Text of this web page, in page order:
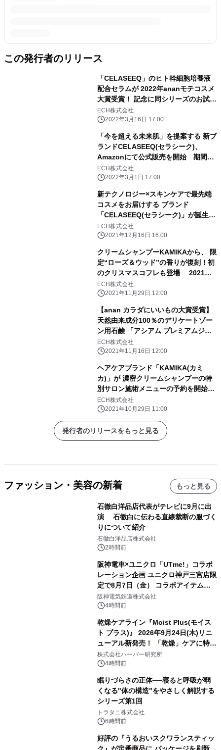
この発行者のリリース
「CELASEEQ」のヒト幹細胞培養液
配合セラムが 2022年ananモテコスメ
大賞受賞！ 記念に同シリーズのお試し
セットにて50％OFFクーポンを配布
ECH株式会社
2022年3月16日 17:00
「今を超える未来肌」を提案する 新ブ
ランドCELASEEQ(セラシーク)、
Amazonにて公式販売を開始 期間限
定の特別クーポン配布中
ECH株式会社
2022年3月1日 17:00
新テクノロジー×スキンケアで最先端
コスメをお届けする ブランド
「CELASEEQ(セラシーク)」が誕生
第一弾はヒト幹細胞*コスメシリーズ
ECH株式会社
2021年12月16日 16:00
クリームシャンプーKAMIKAから、 限
定“ローズ＆ウッド”の香りが復刻！初
のクリスマスコフレも登場 2021年
11月29日より数量限定で発売
ECH株式会社
2021年11月29日 12:00
【anan カラダにいいもの大賞受賞】
天然由来成分100％のデリケートゾー
ン用石鹸 「アシアム プレミアムジャ
ムウ ボタニカルハーバルソープ」が、
カラダにいいもの大賞 デリケートゾー
ンケア部門に選ばれました
ECH株式会社
2021年11月16日 12:00
ヘアケアブランド「KAMIKA(カミ
カ)」が 濃密クリームシャンプーの特
別サロン施術メニューの予約を開始！
都内のアンバサダーサロン限定で極上
ヘッドスパ体験
ECH株式会社
2021年10月29日 11:00
発行者のリリースをもっと見る
ファッション・美容の新着 もっと見る
石徹白洋品店代表がテレビに9月に出
演 石徹白に伝わる直線裁断の服づく
りについて紹介
石徹白洋品店株式会社
2時間前
阪神電車×ユニクロ「UTme!」コラボ
レーション企画 ユニクロ神戸三宮店限
定で8月7日（金） コラボアイテムが
発売決定！
阪神電気鉄道株式会社
4時間前
乾燥ケアライン『Moist Plus(モイス
ト プラス)』 2026年9月24日(木)リニ
ューアル新発売！ 「乾燥」ケアに特化
し、ライン使いで潤いに満ちた肌へ
株式会社ハーバー研究所
4時間前
眠りづらさの正体──寝ると呼吸が弱
くなる"体の構造"をやさしく解説する
シリーズ第1回
トラタニ株式会社
6時間前
好評の『うるおいスクワランスティッ